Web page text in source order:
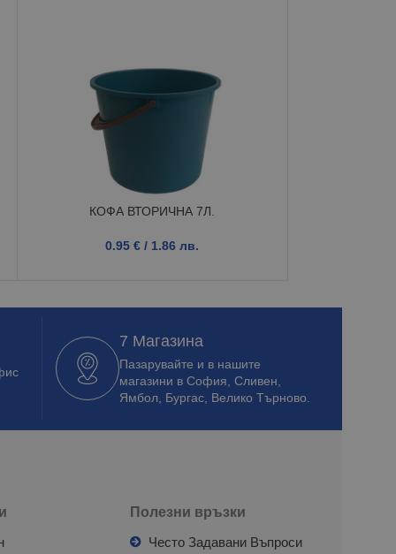
КОФА ВТОРИЧНА 7Л.
0.95 € / 1.86 лв.
7 Магазина
Пазарувайте и в нашите
магазини в София, Сливен,
Ямбол, Бургас, Велико Търново.
Полезни връзки
Често Задавани Въпроси